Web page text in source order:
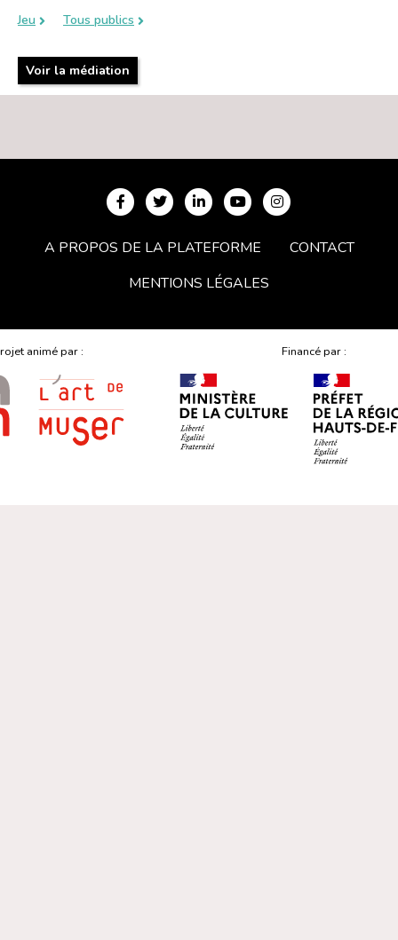
Jeu
Tous publics
Voir la médiation
A PROPOS DE LA PLATEFORME
CONTACT
MENTIONS LÉGALES
animé par : Financé par :